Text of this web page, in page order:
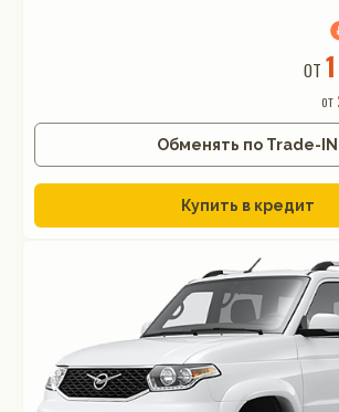
от
от
Обменять по Trade-IN
Купить в кредит